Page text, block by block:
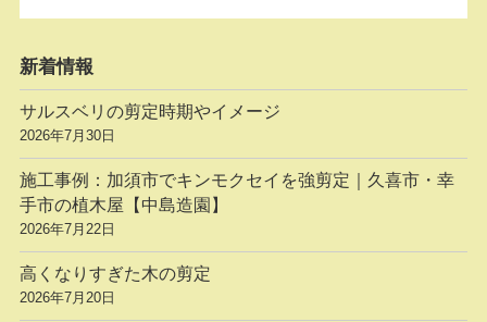
新着情報
サルスベリの剪定時期やイメージ
2026年7月30日
施工事例：加須市でキンモクセイを強剪定｜久喜市・幸
手市の植木屋【中島造園】
2026年7月22日
高くなりすぎた木の剪定
2026年7月20日